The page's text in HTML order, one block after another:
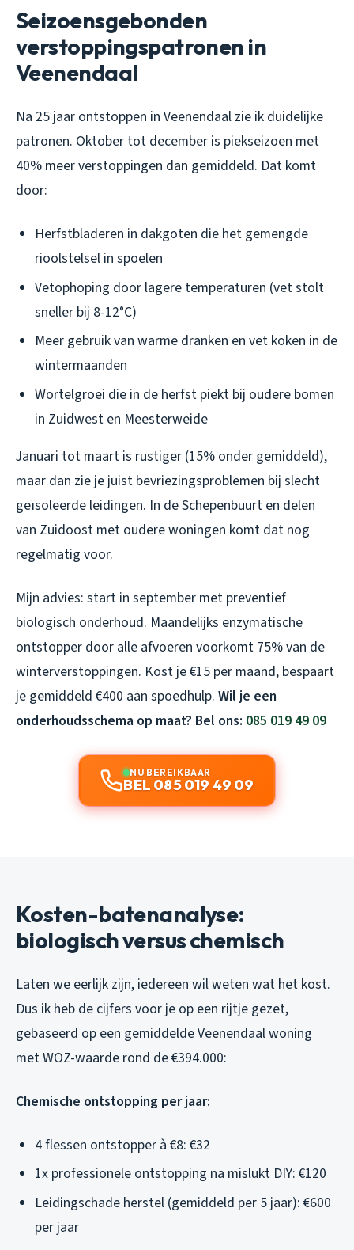
Seizoensgebonden
verstoppingspatronen in
Veenendaal
Na 25 jaar ontstoppen in Veenendaal zie ik duidelijke
patronen. Oktober tot december is piekseizoen met
40% meer verstoppingen dan gemiddeld. Dat komt
door:
Herfstbladeren in dakgoten die het gemengde
rioolstelsel in spoelen
Vetophoping door lagere temperaturen (vet stolt
sneller bij 8-12°C)
Meer gebruik van warme dranken en vet koken in de
wintermaanden
Wortelgroei die in de herfst piekt bij oudere bomen
in Zuidwest en Meesterweide
Januari tot maart is rustiger (15% onder gemiddeld),
maar dan zie je juist bevriezingsproblemen bij slecht
geïsoleerde leidingen. In de Schepenbuurt en delen
van Zuidoost met oudere woningen komt dat nog
regelmatig voor.
Mijn advies: start in september met preventief
biologisch onderhoud. Maandelijks enzymatische
ontstopper door alle afvoeren voorkomt 75% van de
winterverstoppingen. Kost je €15 per maand, bespaart
je gemiddeld €400 aan spoedhulp. Wil je een
onderhoudsschema op maat? Bel ons: 085 019 49 09
NU BEREIKBAAR
BEL 085 019 49 09
Kosten-batenanalyse:
biologisch versus chemisch
Laten we eerlijk zijn, iedereen wil weten wat het kost.
Dus ik heb de cijfers voor je op een rijtje gezet,
gebaseerd op een gemiddelde Veenendaal woning
met WOZ-waarde rond de €394.000:
Chemische ontstopping per jaar:
4 flessen ontstopper à €8: €32
1x professionele ontstopping na mislukt DIY: €120
Leidingschade herstel (gemiddeld per 5 jaar): €600
per jaar